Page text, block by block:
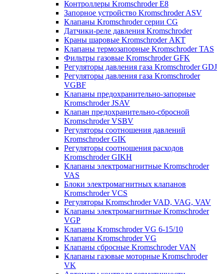
Контроллеры Kromschroder E8
Запорное устройство Kromschroder ASV
Клапаны Kromschroder серии CG
Датчики-реле давления Kromschroder
Краны шаровые Kromschroder АКТ
Клапаны термозапорные Kromschroder TAS
Фильтры газовые Kromschroder GFK
Регуляторы давления газа Kromschroder GDJ
Регуляторы давления газа Kromschroder
VGBF
Клапаны предохранительно-запорные
Kromschroder JSAV
Клапан предохранительно-сбросной
Kromschroder VSBV
Регуляторы соотношения давлений
Kromschroder GIK
Регуляторы соотношения расходов
Kromschroder GIKH
Клапаны электромагнитные Kromschroder
VAS
Блоки электромагнитных клапанов
Kromschroder VCS
Регуляторы Kromschroder VAD, VAG, VAV
Клапаны электромагнитные Kromschroder
VGP
Клапаны Kromschroder VG 6-15/10
Клапаны Kromschroder VG
Клапаны сбросные Kromschroder VAN
Клапаны газовые моторные Kromschroder
VK